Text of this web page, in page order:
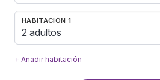
HABITACIÓN 1
2 adultos
+ Añadir habitación